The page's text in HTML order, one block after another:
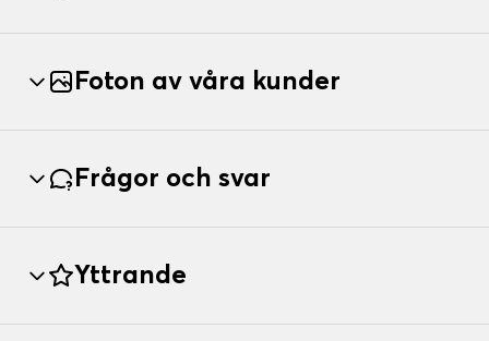
Foton av våra kunder
Frågor och svar
Yttrande